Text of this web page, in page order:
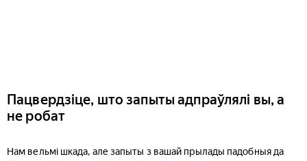
Пацвердзіце, што запыты адпраўлялі вы, а
не робат
Нам вельмі шкада, але запыты з вашай прылады падобныя да